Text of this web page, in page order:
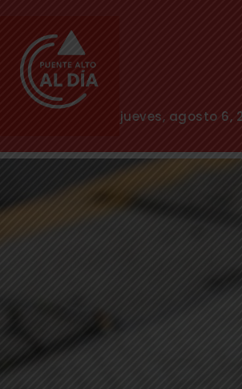
jueves, agosto 6,